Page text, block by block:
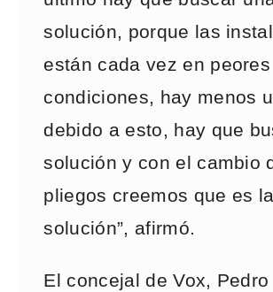
solución, porque las
están cada vez en peores
condiciones, hay menos
debido a esto, hay que
solución y con el cambio
pliegos creemos que es la
solución”, afirmó.
El concejal de Vox, Pedro